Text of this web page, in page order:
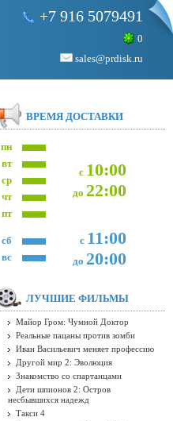
+7 916 5079491
0
sales@prdisk.ru
ВРЕМЯ ДОСТАВКИ
пн
с 10:00
до 22:00
вт
ср
чт
пт
с 11:00
до 20:00
сб
вс
ЛУЧШИЕ ФИЛЬМЫ
Майор Гром: Чумной Доктор
Реальные пацаны против зомби
Иван Васильевич меняет профессию
Другой мир 2: Эволюция
Знакомство со спартанцами
Дети шпионов 2: Остров
несбывшихся надежд
Такси 4